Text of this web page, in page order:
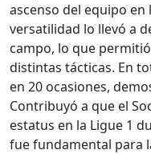
ascenso del equipo en
versatilidad lo llevó a
campo, lo que
distintas tácticas. En
en 20 ocasiones,
Contribuyó a que el
estatus en la Ligue 1
fue fundamental para